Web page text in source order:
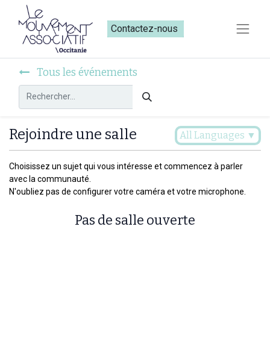
Contactez-nous​​
Tous les événements
Rejoindre une salle All Languages ▼
Choisissez un sujet qui vous intéresse et commencez à parler
avec la communauté.
N'oubliez pas de configurer votre caméra et votre microphone.
Pas de salle ouverte